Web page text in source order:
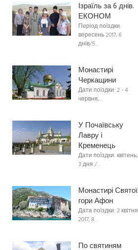
Ізраїль за 6 днів.
ЕКОНОМ
Період поїздки:
вересень 2017, 6
днів/5…
Монастирі
Черкащини
Дати поїздки: 2 - 4
червня,…
У Почаївську
Лавру і
Кременець
Дати поїздки: квітень,
3 дня /…
Монастирі Святої
гори Афон
Дата поїздки: 2 квітня
2017, 8…
По святиням